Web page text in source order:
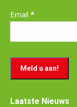
Email *
Laatste Nieuws